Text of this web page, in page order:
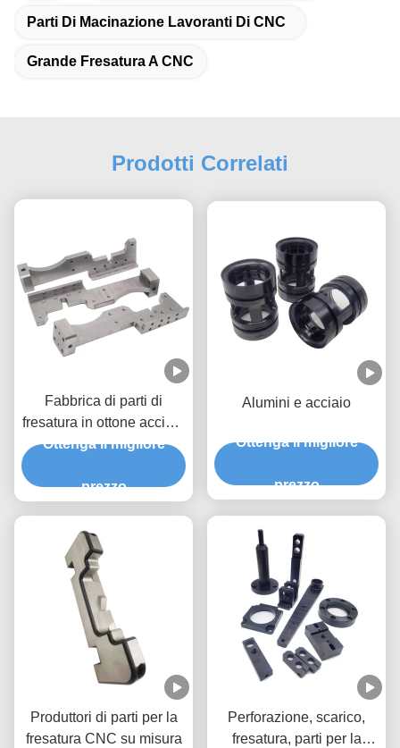
Parti Di Macinazione Lavoranti Di CNC
Grande Fresatura A CNC
Prodotti Correlati
Fabbrica di parti di
fresatura in ottone acciaio
alluminio CNC Parti di
Ottenga il migliore
prezzo
Alumini e acciaio
Ottenga il migliore
prezzo
Produttori di parti per la
fresatura CNC su misura
Perforazione, scarico,
fresatura, parti per la